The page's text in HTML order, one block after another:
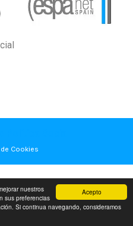
Acepto
nuestros
sus preferencias
Si continua navegando, consideramos
Cookies